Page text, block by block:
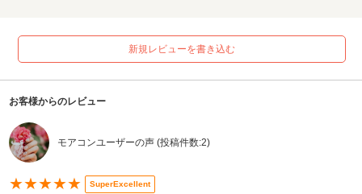
新規レビューを書き込む
お客様からのレビュー
モアコンユーザーの声 (投稿件数:2)
★★★★★ SuperExcellent